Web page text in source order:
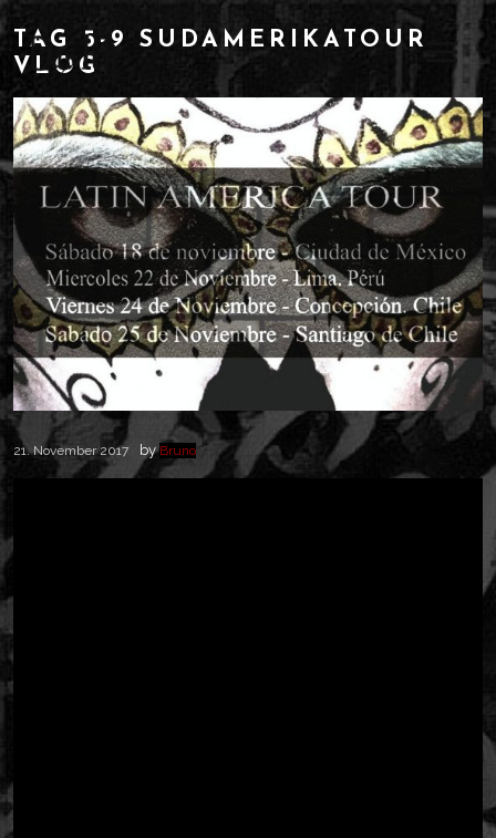
TAG 5-9 SÜDAMERIKATOUR
VLOG
21. November 2017 byBruno